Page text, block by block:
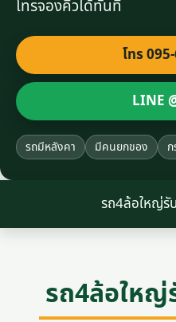
โทรจองคิวได้ทันที
โทร
LINE
รถมีหลังคา มีคนยกของ
รถ4ล้อใหญ่รั
รถ4ล้อใหญ่